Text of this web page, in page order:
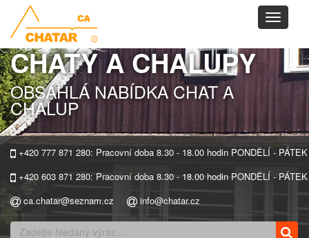
Toggle
CHATY A CHALUPY
OBSÁHLÁ NABÍDKA CHAT A
CHALUP
+420 777 871 280: Pracovní doba 8.30 - 18.00 hodin PONDĚLÍ - PÁTEK
+420 603 871 280: Pracovní doba 8.30 - 18.00 hodin PONDĚLÍ - PÁTEK
ca.chatar@seznam.cz
info@chatar.cz